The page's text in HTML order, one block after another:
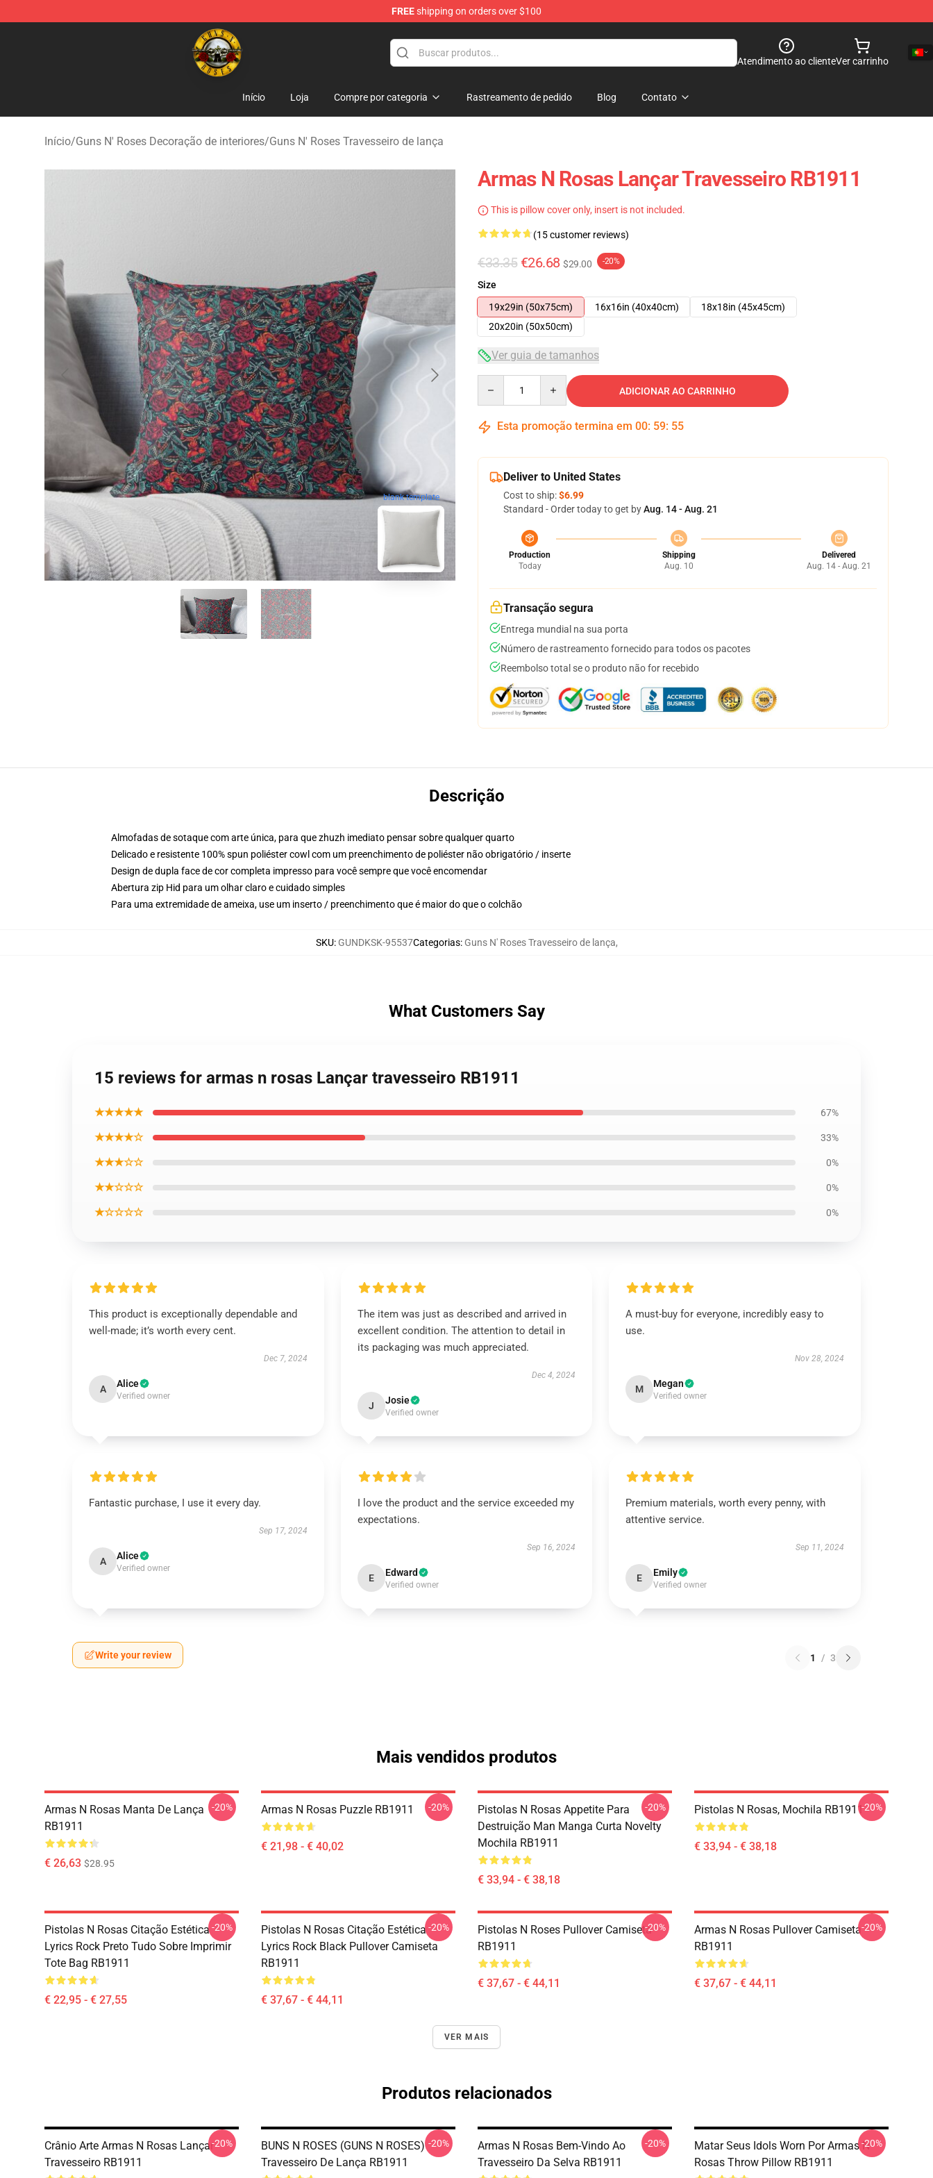
FREEshipping on orders over $100
Guns N' Roses Store - Official Guns N' Roses Merchandise Shop
Atendimento ao clienteVer carrinho
Início Loja Compre por categoria Rastreamento de pedido Blog Contato
Início/Guns N' Roses Decoração de interiores/Guns N' Roses Travesseiro de lança
blank template
Armas N Rosas Lançar Travesseiro RB1911
This is pillow cover only, insert is not included.
(15 customer reviews)
€33.35 €26.68 $29.00 -20%
Size
19x29in (50x75cm)
16x16in (40x40cm)
18x18in (45x45cm)
20x20in (50x50cm)
Ver guia de tamanhos
ADICIONAR AO CARRINHO
Esta promoção termina em 00: 59: 54
Deliver to United States
Cost to ship:$6.99
Standard - Order today to get byAug. 14 - Aug. 21
Production
Today
Shipping
Aug. 10
Delivered
Aug. 14 - Aug. 21
Transação segura
Entrega mundial na sua porta
Número de rastreamento fornecido para todos os pacotes
Reembolso total se o produto não for recebido
Descrição
Almofadas de sotaque com arte única, para que zhuzh imediato pensar sobre qualquer quarto
Delicado e resistente 100% spun poliéster cowl com um preenchimento de poliéster não obrigatório / inserte
Design de dupla face de cor completa impresso para você sempre que você encomendar
Abertura zip Hid para um olhar claro e cuidado simples
Para uma extremidade de ameixa, use um inserto / preenchimento que é maior do que o colchão
SKU: GUNDKSK-95537Categorias: Guns N' Roses Travesseiro de lança,
What Customers Say
15 reviews for armas n rosas Lançar travesseiro RB1911
★★★★★ 67%
★★★★☆ 33%
★★★☆☆ 0%
★★☆☆☆ 0%
★☆☆☆☆ 0%
This product is exceptionally dependable and
well-made; it’s worth every cent.
Dec 7, 2024
A Alice
Verified owner
The item was just as described and arrived in
excellent condition. The attention to detail in
its packaging was much appreciated.
Dec 4, 2024
J Josie
Verified owner
A must-buy for everyone, incredibly easy to
use.
Nov 28, 2024
M Megan
Verified owner
Fantastic purchase, I use it every day.
Sep 17, 2024
A Alice
Verified owner
I love the product and the service exceeded my
expectations.
Sep 16, 2024
E Edward
Verified owner
Premium materials, worth every penny, with
attentive service.
Sep 11, 2024
E Emily
Verified owner
Write your review 1 / 3
Mais vendidos produtos
Armas N Rosas Manta De Lança
RB1911
€ 26,63 $28.95
-20% Armas N Rosas Puzzle RB1911
€ 21,98 - € 40,02
-20%
Pistolas N Rosas Appetite Para
Destruição Man Manga Curta Novelty
Mochila RB1911
€ 33,94 - € 38,18
-20% Pistolas N Rosas, Mochila RB1911
€ 33,94 - € 38,18
-20%
Pistolas N Rosas Citação Estética
Lyrics Rock Preto Tudo Sobre Imprimir
Tote Bag RB1911
€ 22,95 - € 27,55
-20%
Pistolas N Rosas Citação Estética
Lyrics Rock Black Pullover Camiseta
RB1911
€ 37,67 - € 44,11
-20%
Pistolas N Roses Pullover Camiseta
RB1911
€ 37,67 - € 44,11
-20%
Armas N Rosas Pullover Camiseta
RB1911
€ 37,67 - € 44,11
-20%
VER MAIS
Produtos relacionados
Crânio Arte Armas N Rosas Lançar
Travesseiro RB1911
-20%
BUNS N ROSES (GUNS N ROSES)
Travesseiro De Lança RB1911
-20%
Armas N Rosas Bem-Vindo Ao
Travesseiro Da Selva RB1911
-20%
Matar Seus Idols Worn Por Armas N
Rosas Throw Pillow RB1911
-20%